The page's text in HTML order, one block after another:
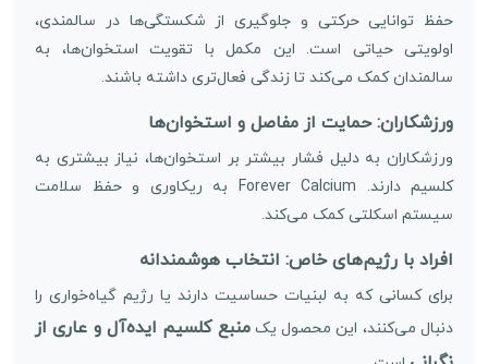
حفظ توانایی حرکتی و جلوگیری از شکستگی‌ها در سالمندی،
اولویتی حیاتی است. این مکمل با تقویت استخوان‌ها، به
سالمندان کمک می‌کند تا زندگی فعال‌تری داشته باشند.
ورزشکاران: حمایت از مفاصل و استخوان‌ها
ورزشکاران به دلیل فشار بیشتر بر استخوان‌ها، نیاز بیشتری به
کلسیم دارند. Forever Calcium به ریکاوری و حفظ سلامت
سیستم اسکلتی کمک می‌کند.
افراد با رژیم‌های خاص: انتخاب هوشمندانه
برای کسانی که به لبنیات حساسیت دارند یا رژیم گیاه‌خواری را
دنبال می‌کنند، این محصول یکمنبع کلسیم ایده‌آل و عاری از